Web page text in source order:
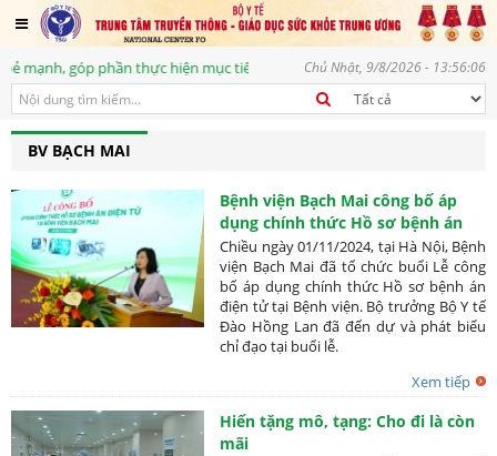
góp phần thực hiện mục tiêu phát triển bền vững, vì một tương lai
Chủ Nhật, 9/8/2026 - 13:56:07
BV BẠCH MAI
Bệnh viện Bạch Mai công bố áp
dụng chính thức Hồ sơ bệnh án
điện tử
Chiều ngày 01/11/2024, tại Hà Nội, Bệnh
viện Bạch Mai đã tổ chức buổi Lễ công
bố áp dụng chính thức Hồ sơ bệnh án
điện tử tại Bệnh viện. Bộ trưởng Bộ Y tế
Đào Hồng Lan đã đến dự và phát biểu
chỉ đạo tại buổi lễ.
Xem tiếp
Hiến tặng mô, tạng: Cho đi là còn
mãi